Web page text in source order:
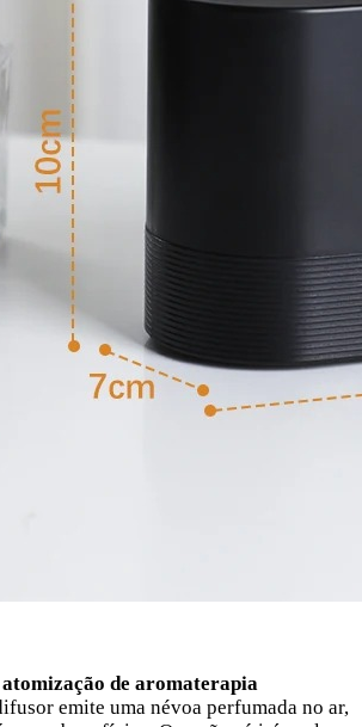
de aromaterapia
emite uma névoa perfumada no ar,